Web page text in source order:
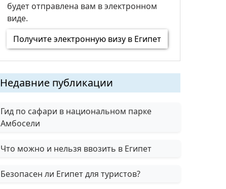
будет отправлена ​​вам в электронном
виде.
Получите электронную визу в Египет
Недавние публикации
Гид по сафари в национальном парке
Амбосели
Что можно и нельзя ввозить в Египет
Безопасен ли Египет для туристов?